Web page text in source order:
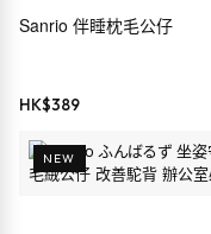
Sanrio 伴睡枕毛公仔
HK$389
NEW